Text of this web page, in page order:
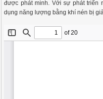
được phát minh. Với sự phát triển
dụng năng lượng bằng khí nén bị